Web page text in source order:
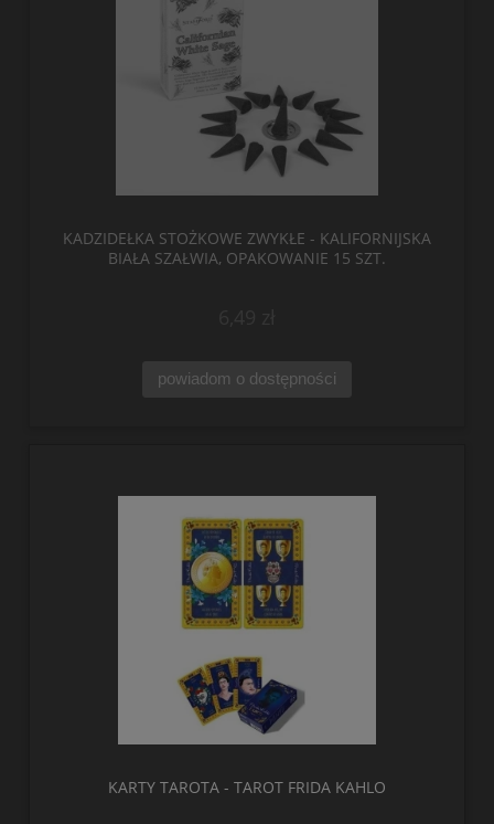
KADZIDEŁKA STOŻKOWE ZWYKŁE - KALIFORNIJSKA
BIAŁA SZAŁWIA, OPAKOWANIE 15 SZT.
powiadom o dostępności
KARTY TAROTA - TAROT FRIDA KAHLO